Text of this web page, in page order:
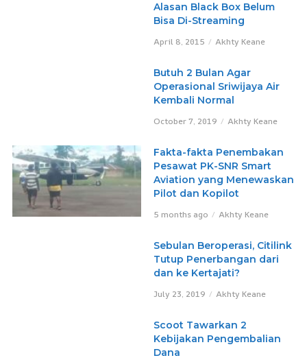
Alasan Black Box Belum
Bisa Di-Streaming
April 8, 2015 Akhty Keane
Butuh 2 Bulan Agar
Operasional Sriwijaya Air
Kembali Normal
October 7, 2019 Akhty Keane
Fakta-fakta Penembakan
Pesawat PK-SNR Smart
Aviation yang Menewaskan
Pilot dan Kopilot
5 months ago Akhty Keane
Sebulan Beroperasi, Citilink
Tutup Penerbangan dari
dan ke Kertajati?
July 23, 2019 Akhty Keane
Scoot Tawarkan 2
Kebijakan Pengembalian
Dana